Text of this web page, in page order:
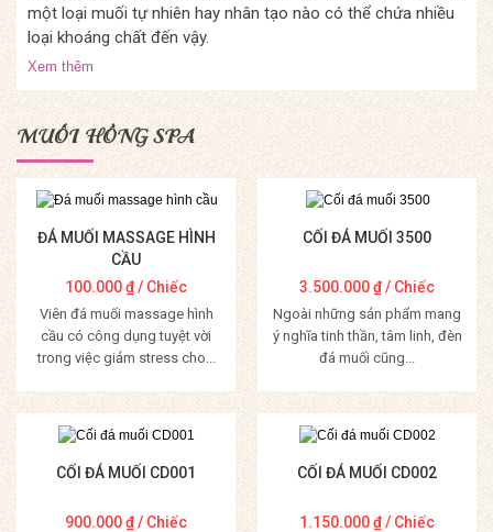
một loại muối tự nhiên hay nhân tạo nào có thể chứa nhiều
loại khoáng chất đến vậy.
Xem thêm
MUỐI HỒNG SPA
ĐÁ MUỐI MASSAGE HÌNH
CẦU
100.000₫/ Chiếc
Viên đá muối massage hình
cầu có công dụng tuyệt vời
trong việc giảm stress cho...
Mua Hàng
CỐI ĐÁ MUỐI 3500
3.500.000₫/ Chiếc
Ngoài những sản phẩm mang
ý nghĩa tinh thần, tâm linh, đèn
đá muối cũng...
Mua Hàng
CỐI ĐÁ MUỐI CD001
900.000₫/ Chiếc
CỐI ĐÁ MUỐI CD002
1.150.000₫/ Chiếc